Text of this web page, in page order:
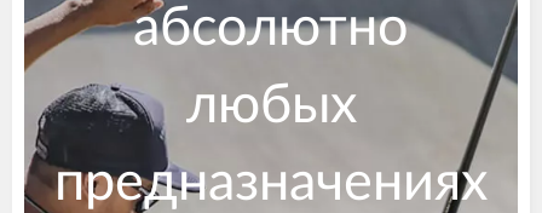
абсолютно
любых
предназначениях